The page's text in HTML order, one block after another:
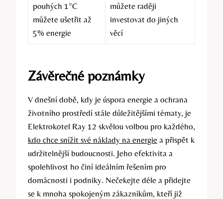
pouhých 1°C
můžete ušetřit až
5% energie
můžete raději
investovat do jiných
věcí
Závěrečné poznámky
V dnešní době, kdy je úspora energie a ochrana
životního prostředí stále důležitějšími tématy, je
Elektrokotel Ray 12 skvělou volbou pro každého,
kdo chce snížit své náklady na energie a přispět k
udržitelnější budoucnosti. Jeho efektivita a
spolehlivost ho činí ideálním řešením pro
domácnosti i podniky. Nečekejte déle a přidejte
se k mnoha spokojeným zákazníkům, kteří již